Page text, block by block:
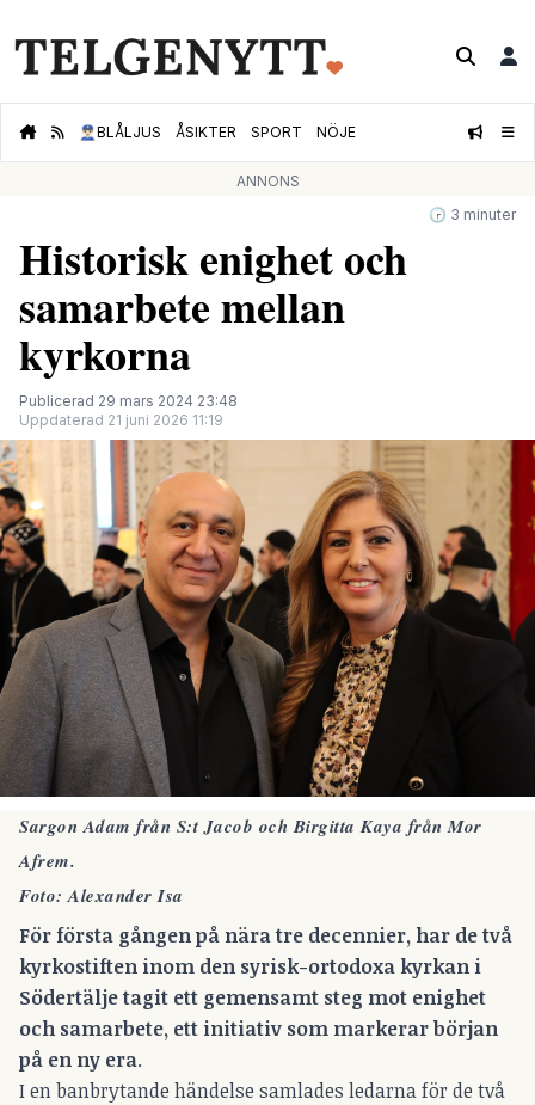
👮🏻‍♂️BLÅLJUS ÅSIKTER SPORT NÖJE
ANNONS
🕝 3 minuter
Historisk enighet och
samarbete mellan
kyrkorna
Publicerad 29 mars 2024 23:48
Uppdaterad 21 juni 2026 11:19
Sargon Adam från S:t Jacob och Birgitta Kaya från Mor
Afrem.
Foto: Alexander Isa
För första gången på nära tre decennier, har de två
kyrkostiften inom den syrisk-ortodoxa kyrkan i
Södertälje tagit ett gemensamt steg mot enighet
och samarbete, ett initiativ som markerar början
på en ny era.
I en banbrytande händelse samlades ledarna för de två